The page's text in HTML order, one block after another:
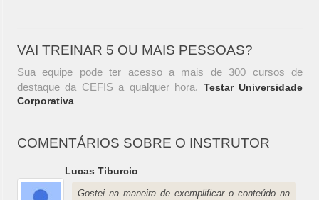
VAI TREINAR 5 OU MAIS PESSOAS?
Sua equipe pode ter acesso a mais de 300 cursos de
destaque da CEFIS a qualquer hora. Testar Universidade
Corporativa
COMENTÁRIOS SOBRE O INSTRUTOR
Lucas Tiburcio:
Gostei na maneira de exemplificar o conteúdo na